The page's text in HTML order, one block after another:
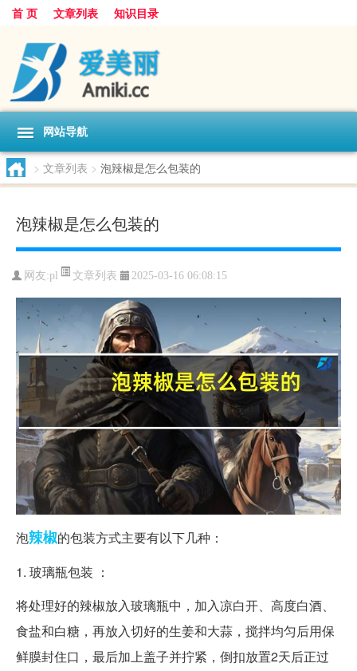
首 页 文章列表 知识目录
网站导航
> 文章列表 > 泡辣椒是怎么包装的
泡辣椒是怎么包装的
网友:pl 文章列表 2025-03-16 06:08:15
泡辣椒的包装方式主要有以下几种：
1. 玻璃瓶包装 ：
将处理好的辣椒放入玻璃瓶中，加入凉白开、高度白酒、
食盐和白糖，再放入切好的生姜和大蒜，搅拌均匀后用保
鲜膜封住口，最后加上盖子并拧紧，倒扣放置2天后正过